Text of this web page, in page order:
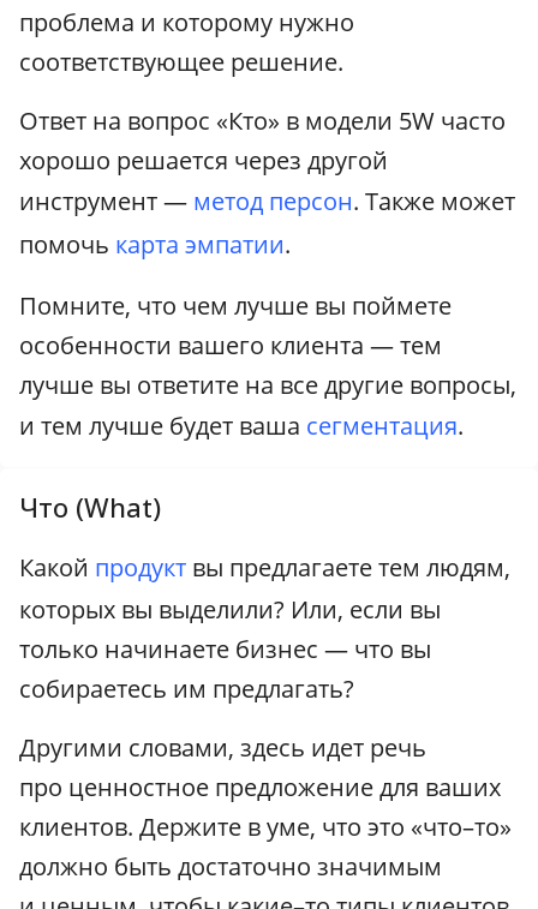
проблема и которому нужно
соответствующее решение.
Ответ на вопрос «Кто» в модели 5W часто
хорошо решается через другой
инструмент — метод персон. Также может
помочь карта эмпатии.
Помните, что чем лучше вы поймете
особенности вашего клиента — тем
лучше вы ответите на все другие вопросы,
и тем лучше будет ваша сегментация.
Что (What)
Какой продукт вы предлагаете тем людям,
которых вы выделили? Или, если вы
только начинаете бизнес — что вы
собираетесь им предлагать?
Другими словами, здесь идет речь
про ценностное предложение для ваших
клиентов. Держите в уме, что это «что–то»
должно быть достаточно значимым